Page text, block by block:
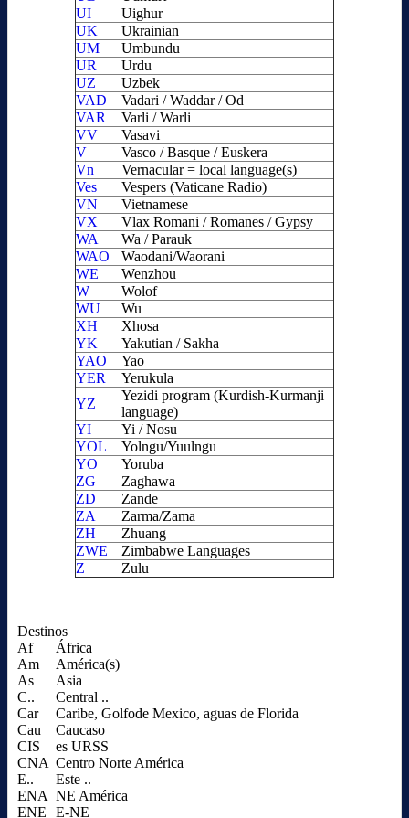
UI
Uighur
UK
Ukrainian
UM
Umbundu
UR
Urdu
UZ
Uzbek
VAD
Vadari / Waddar / Od
VAR
Varli / Warli
VV
Vasavi
V
Vasco / Basque / Euskera
Vn
Vernacular = local language(s)
Ves
Vespers (Vaticane Radio)
VN
Vietnamese
VX
Vlax Romani / Romanes / Gypsy
WA
Wa / Parauk
WAO
Waodani/Waorani
WE
Wenzhou
W
Wolof
WU
Wu
XH
Xhosa
YK
Yakutian / Sakha
YAO
Yao
YER
Yerukula
YZ
Yezidi program (Kurdish-Kurmanji
language)
YI
Yi / Nosu
YOL
Yolngu/Yuulngu
YO
Yoruba
ZG
Zaghawa
ZD
Zande
ZA
Zarma/Zama
ZH
Zhuang
ZWE
Zimbabwe Languages
Z
Zulu
Destinos
Af
África
Am
América(s)
As
Asia
C..
Central ..
Car
Caribe, Golfode Mexico, aguas de Florida
Cau
Caucaso
CIS
es URSS
CNA Centro Norte América
E..
Este ..
ENA NE América
ENE
E-NE